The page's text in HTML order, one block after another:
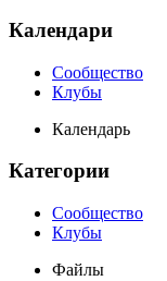
Календари
Сообщество
Клубы
Календарь
Категории
Сообщество
Клубы
Файлы